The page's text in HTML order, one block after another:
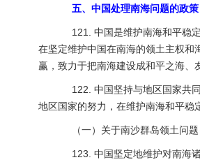
五、中国处理南海问题的政策
121. 中国是维护南海和平稳定
在坚定维护中国在南海的领土主权和
赢，致力于把南海建设成和平之海、
122. 中国坚持与地区国家共同
地区国家的努力，在维护南海和平稳
（一）关于南沙群岛领土问题
123. 中国坚定地维护对南海诸